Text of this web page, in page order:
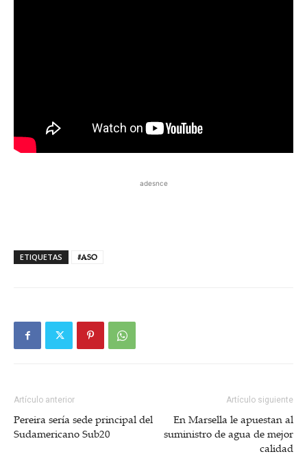
adesnce
ETIQUETAS #ASO
Artículo anterior
Pereira sería sede principal del
Sudamericano Sub20
Artículo siguiente
En Marsella le apuestan al
suministro de agua de mejor
calidad